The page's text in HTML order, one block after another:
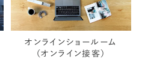
オンラインショールーム
（オンライン接客）